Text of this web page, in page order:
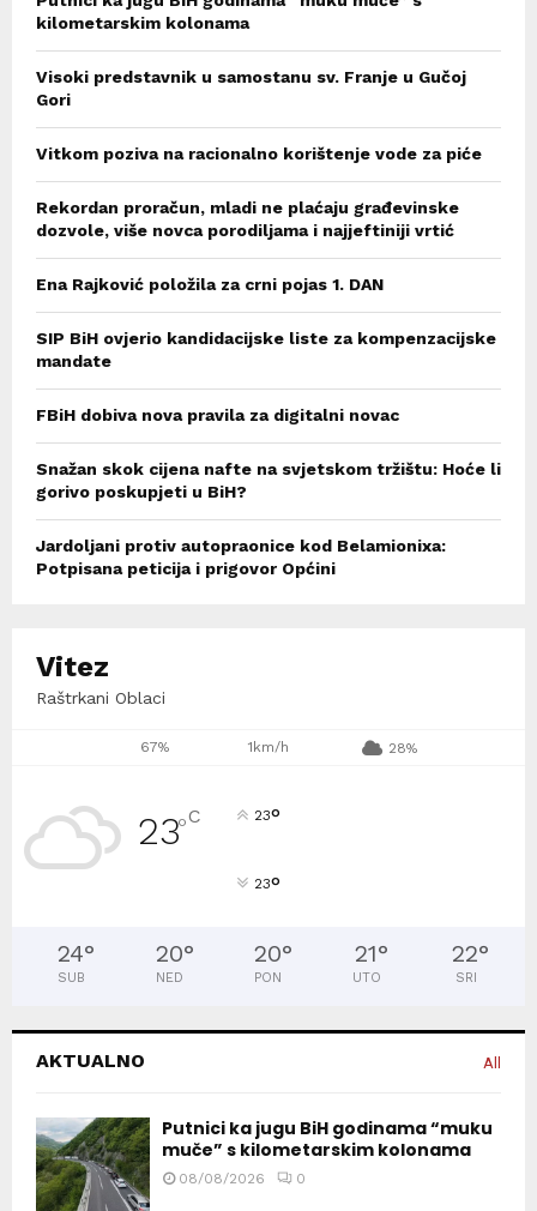
kilometarskim kolonama
Visoki predstavnik u samostanu sv. Franje u Gučoj
Gori
Vitkom poziva na racionalno korištenje vode za piće
Rekordan proračun, mladi ne plaćaju građevinske
dozvole, više novca porodiljama i najjeftiniji vrtić
Ena Rajković položila za crni pojas 1. DAN
SIP BiH ovjerio kandidacijske liste za kompenzacijske
mandate
FBiH dobiva nova pravila za digitalni novac
Snažan skok cijena nafte na svjetskom tržištu: Hoće li
gorivo poskupjeti u BiH?
Jardoljani protiv autopraonice kod Belamionixa:
Potpisana peticija i prigovor Općini
Vitez
Raštrkani Oblaci
67% 1km/h 28%
23°C 23°
23°
24°
SUB
20°
NED
20°
PON
21°
UTO
22°
SRI
AKTUALNO All
Putnici ka jugu BiH godinama “muku
muče” s kilometarskim kolonama
08/08/2026 0